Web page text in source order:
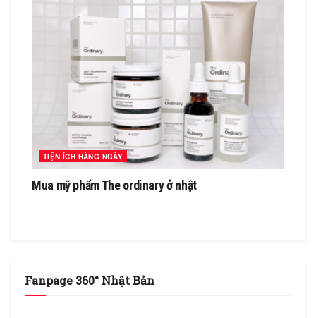
TIỆN ÍCH HÀNG NGÀY
Mua mỹ phẩm The ordinary ở nhật
Fanpage 360° Nhật Bản